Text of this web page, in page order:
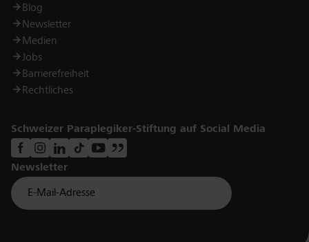
Blog
Newsletter
Medien
Jobs
Barrierefreiheit
Rechtliches
Schweizer Paraplegiker-Stiftung auf Social Media
Newsletter
Für Newsletter der Paraplegiker Stiftung anmelden